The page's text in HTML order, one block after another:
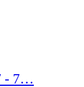
- 7…